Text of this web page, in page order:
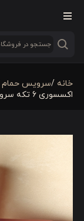
خانه /سرویس حمام
اکسسوری 6 تکه سرویس بهداشتی ورونیکا مدل VALERIO RED قرمز